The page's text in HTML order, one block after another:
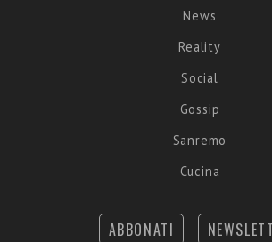
News
Reality
Social
Gossip
Sanremo
Cucina
ABBONATI